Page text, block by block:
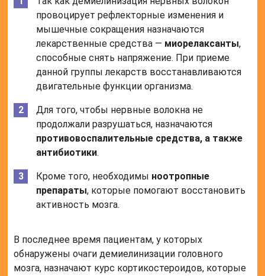
провоцирует рефлекторные изменения и
мышечные сокращения назначаются
лекарственные средства — миорелаксанты,
способные снять напряжение. При приеме
данной группы лекарств восстанавливаются
двигательные функции организма.
Для того, чтобы нервные волокна не
продолжали разрушаться, назначаются
противовоспалительные средства, а также
антибиотики.
Кроме того, необходимы ноотропные
препараты, которые помогают восстановить
активность мозга.
В последнее время пациентам, у которых
обнаружены очаги демиелинизации головного
мозга, назначают курс кортикостероидов, которые